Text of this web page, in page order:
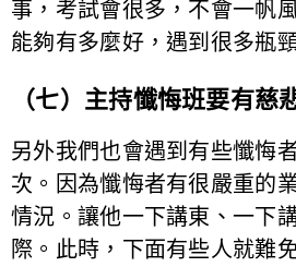
事，考試會很多，不會一帆
能夠有多麼好，遇到很多瓶
（七）主持懺悔班要有慈
另外我們也會遇到有些懺悔
次。因為懺悔者有很嚴重的
情況。讓他一下講東、一下
際。此時，下面有些人就難